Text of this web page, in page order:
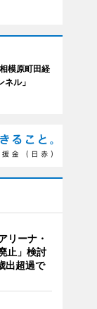
模原町田経
ル」
リーナ・
止」検討
超過で